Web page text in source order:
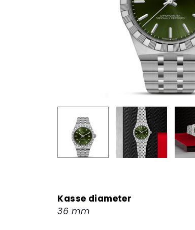
Kasse diameter
36 mm